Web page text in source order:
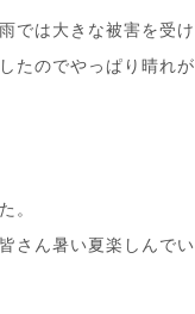
では大きな被害を受け
たのでやっぱり晴れ
。
さん暑い夏楽しんでい